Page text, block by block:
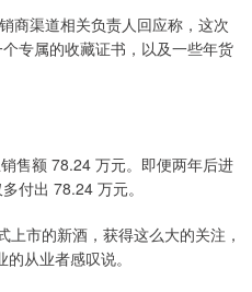
商渠道相关负责人回应称，这次
专属的收藏证书，以及一些年货
售额 78.24 万元。即便两年后进
付出 78.24 万元。
市的新酒，获得这么大的关注，
从业者感叹说。